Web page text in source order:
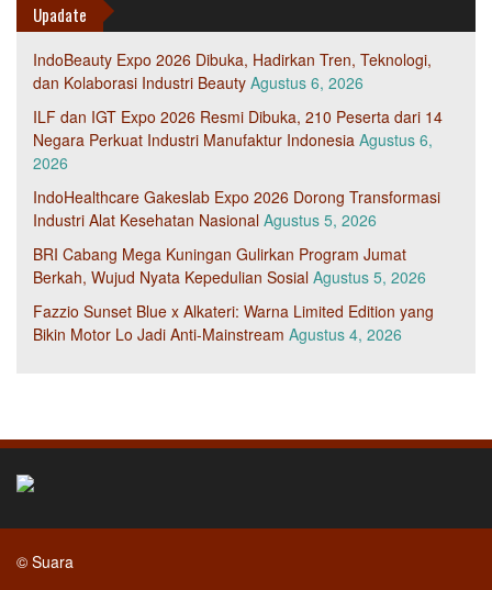
Upadate
IndoBeauty Expo 2026 Dibuka, Hadirkan Tren, Teknologi,
dan Kolaborasi Industri Beauty Agustus 6, 2026
ILF dan IGT Expo 2026 Resmi Dibuka, 210 Peserta dari 14
Negara Perkuat Industri Manufaktur Indonesia Agustus 6,
2026
IndoHealthcare Gakeslab Expo 2026 Dorong Transformasi
Industri Alat Kesehatan Nasional Agustus 5, 2026
BRI Cabang Mega Kuningan Gulirkan Program Jumat
Berkah, Wujud Nyata Kepedulian Sosial Agustus 5, 2026
Fazzio Sunset Blue x Alkateri: Warna Limited Edition yang
Bikin Motor Lo Jadi Anti-Mainstream Agustus 4, 2026
© Suara